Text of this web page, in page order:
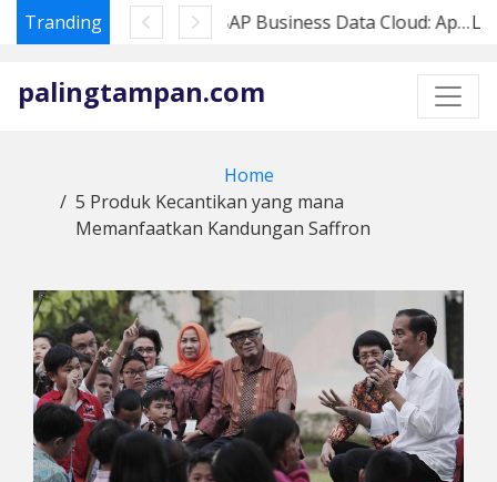
Skip
content
Tranding SAP Business Data Cloud: Apa Artinya bagi Pembeli Datasphere di 2026
palingtampan.com
Home
5 Produk Kecantikan yang mana
Memanfaatkan Kandungan Saffron